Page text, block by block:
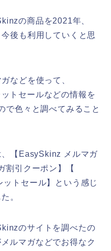
の商品を2021年、
後も利用していくと思
などを使って、
トセールなどの情報を
で色々と調べてみること
【EasySkinz メルマガ
割引クーポン】【
トセール】という感じ
。
のサイトを調べたの
ルマガなどでお得なク